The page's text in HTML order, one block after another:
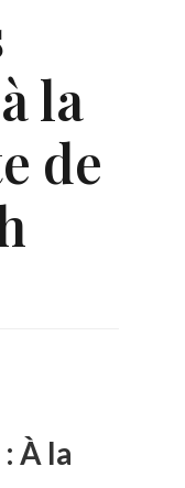
la
de
À la